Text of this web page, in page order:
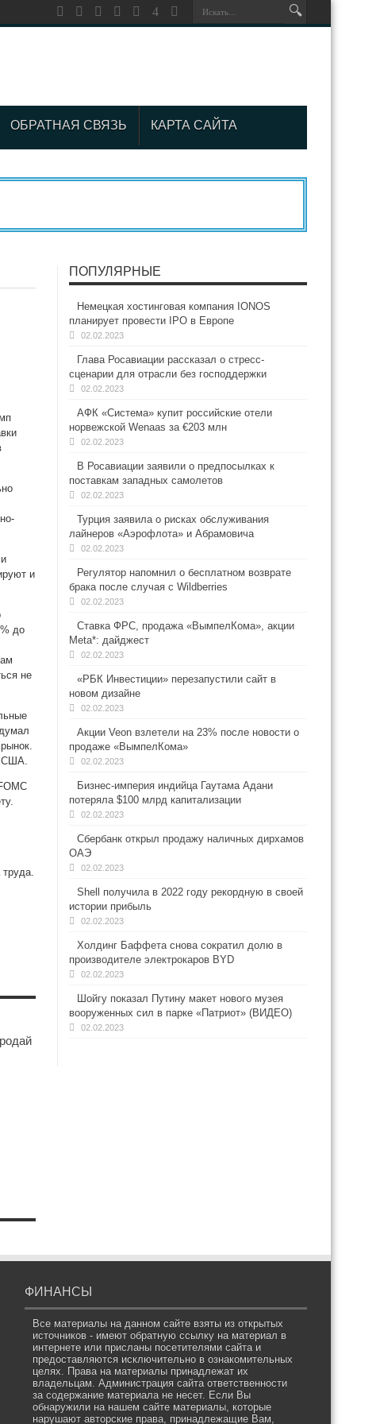
ОБРАТНАЯ СВЯЗЬ КАРТА САЙТА
и
до
не
США.
ПОПУЛЯРНЫЕ
Немецкая хостинговая компания IONOS
планирует провести IPO в Европе
02.02.2023
Глава Росавиации рассказал о стресс-
сценарии для отрасли без господдержки
02.02.2023
АФК «Система» купит российские отели
норвежской Wenaas за €203 млн
02.02.2023
В Росавиации заявили о предпосылках к
поставкам западных самолетов
02.02.2023
Турция заявила о рисках обслуживания
лайнеров «Аэрофлота» и Абрамовича
02.02.2023
Регулятор напомнил о бесплатном возврате
брака после случая с Wildberries
02.02.2023
Ставка ФРС, продажа «ВымпелКома», акции
Meta*: дайджест
02.02.2023
«РБК Инвестиции» перезапустили сайт в
новом дизайне
02.02.2023
Акции Veon взлетели на 23% после новости о
продаже «ВымпелКома»
02.02.2023
Бизнес-империя индийца Гаутама Адани
потеряла $100 млрд капитализации
02.02.2023
Сбербанк открыл продажу наличных дирхамов
ОАЭ
02.02.2023
Shell получила в 2022 году рекордную в своей
истории прибыль
02.02.2023
Холдинг Баффета снова сократил долю в
производителе электрокаров BYD
02.02.2023
Шойгу показал Путину макет нового музея
вооруженных сил в парке «Патриот» (ВИДЕО)
02.02.2023
ФИНАНСЫ
Все материалы на данном сайте взяты из открытых
источников - имеют обратную ссылку на материал в
интернете или присланы посетителями сайта и
предоставляются исключительно в ознакомительных
целях. Права на материалы принадлежат их
владельцам. Администрация сайта ответственности
за содержание материала не несет. Если Вы
обнаружили на нашем сайте материалы, которые
нарушают авторские права, принадлежащие Вам,